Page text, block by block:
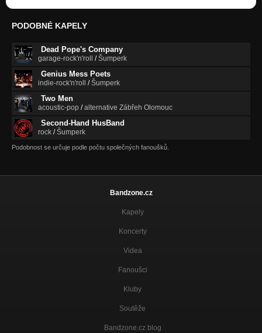
PODOBNÉ KAPELY
Dead Pope's Company
garage-rock'n'roll /Šumperk
Genius Mess Poets
indie-rock'n'roll /Šumperk
Two Men
acoustic-pop /alternative Zábřeh Olomouc
Second-Hand HusBand
rock /Šumperk
Podobnost se určuje podle počtu společných fanoušků.
Bandzone.cz
Kapely
Koncerty
Videa
Fanoušci
Kluby
Soutěže
Bandzone.cz blog